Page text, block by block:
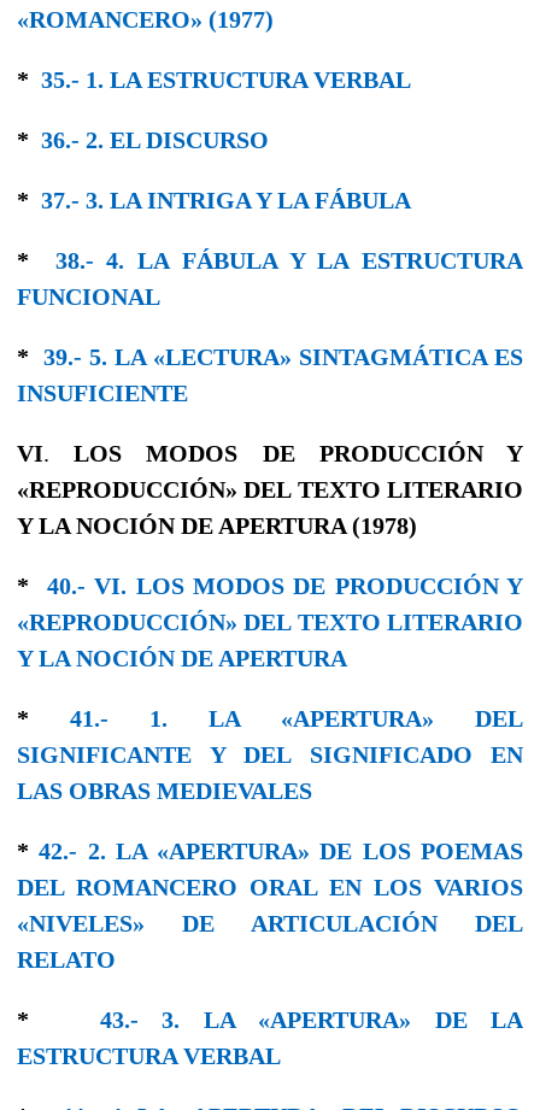
«ROMANCERO» (1977)
* 35.- 1. LA ESTRUCTURA VERBAL
* 36.- 2. EL DISCURSO
* 37.- 3. LA INTRIGA Y LA FÁBULA
* 38.- 4. LA FÁBULA Y LA ESTRUCTURA
FUNCIONAL
* 39.- 5. LA «LECTURA» SINTAGMÁTICA ES
INSUFICIENTE
VI.LOS MODOS DE PRODUCCIÓN Y
«REPRODUCCIÓN» DEL TEXTO LITERARIO
Y LA NOCIÓN DE APERTURA (1978)
* 40.- VI. LOS MODOS DE PRODUCCIÓN Y
«REPRODUCCIÓN» DEL TEXTO LITERARIO
Y LA NOCIÓN DE APERTURA
* 41.- 1. LA «APERTURA» DEL
SIGNIFICANTE Y DEL SIGNIFICADO EN
LAS OBRAS MEDIEVALES
*42.- 2. LA «APERTURA» DE LOS POEMAS
DEL ROMANCERO ORAL EN LOS VARIOS
«NIVELES» DE ARTICULACIÓN DEL
RELATO
* 43.- 3. LA «APERTURA» DE LA
ESTRUCTURA VERBAL